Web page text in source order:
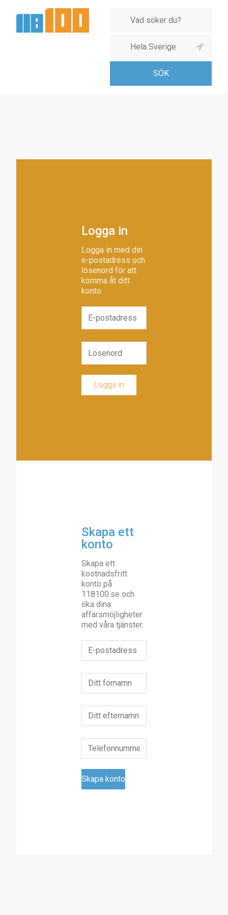
Logga in
Logga in med din
e-postadress och
lösenord för att
komma åt ditt
konto.
Skapa ett
konto
Skapa ett
kostnadsfritt
konto på
118100.se och
öka dina
affärsmöjligheter
med våra tjänster.